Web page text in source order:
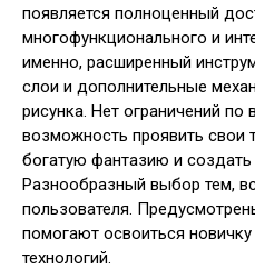
появляется полноценный
многофункционального и
именно, расширенный
слои и дополнительные
рисунка. Нет ограничений по
возможность проявить свои
богатую фантазию и
Разнообразный выбор тем,
пользователя.
помогают освоиться
технологий.